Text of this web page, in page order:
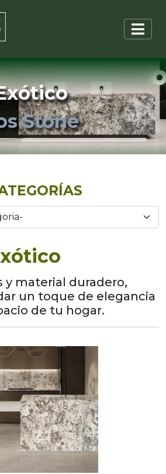
Stone
y material duradero,
un toque de elegancia
de tu hogar.